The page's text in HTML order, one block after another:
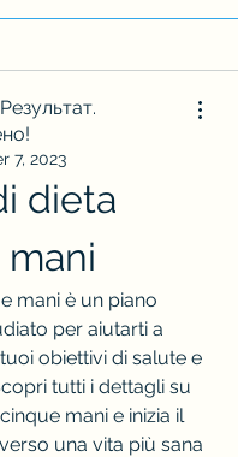
7, 2023
dieta
mani è un piano
per aiutarti a
obiettivi di salute e
tutti i dettagli su
mani e inizia il
una vita più sana